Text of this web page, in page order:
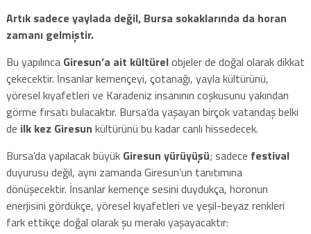
Artık sadece yaylada değil, Bursa sokaklarında da horan
zamanı gelmiştir.
Bu yapılınca Giresun’a ait kültürelobjeler de doğal olarak dikkat
çekecektir. İnsanlar kemençeyi, çotanağı, yayla kültürünü,
yöresel kıyafetleri ve Karadeniz insanının coşkusunu yakından
görme fırsatı bulacaktır. Bursa’da yaşayan birçok vatandaş belki
de ilk kez Giresun kültürünü bu kadar canlı hissedecek.
Bursa’da yapılacak büyük Giresun yürüyüşü; sadece festival
duyurusu değil, aynı zamanda Giresun’un tanıtımına
dönüşecektir. İnsanlar kemençe sesini duydukça, horonun
enerjisini gördükçe, yöresel kıyafetleri ve yeşil-beyaz renkleri
fark ettikçe doğal olarak şu merakı yaşayacaktır: